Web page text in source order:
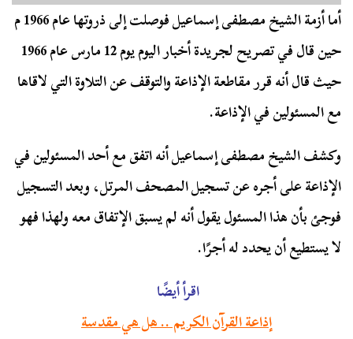
أما أزمة الشيخ مصطفى إسماعيل فوصلت إلى ذروتها عام 1966 م
حين قال في تصريح لجريدة أخبار اليوم يوم 12 مارس عام 1966
حيث قال أنه قرر مقاطعة الإذاعة والتوقف عن التلاوة التي لاقاها
مع المسئولين في الإذاعة.
وكشف الشيخ مصطفى إسماعيل أنه اتفق مع أحد المسئولين في
الإذاعة على أجره عن تسجيل المصحف المرتل، وبعد التسجيل
فوجئ بأن هذا المسئول يقول أنه لم يسبق الإتفاق معه ولهذا فهو
لا يستطيع أن يحدد له أجرًا.
اقرأ أيضًا
إذاعة القرآن الكريم .. هل هي مقدسة